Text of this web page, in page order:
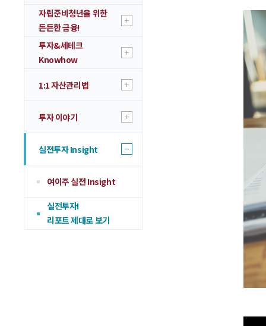
자립준비청년을 위한
든든한 금융!
투자&세테크
Knowhow
1:1 자산관리법
투자 이야기
실전투자 Insight
여이주 실전 Insight
실전투자!
리포트 제대로 보기